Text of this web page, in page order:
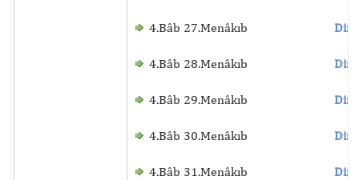
4.Bâb 27.Menâkıb
4.Bâb 28.Menâkıb
4.Bâb 29.Menâkıb
4.Bâb 30.Menâkıb
4.Bâb 31.Menâkıb